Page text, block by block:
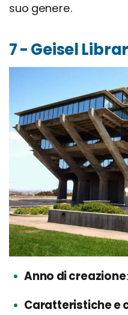
suo genere.
7 - Geisel
Anno di creazione
Caratteristiche e